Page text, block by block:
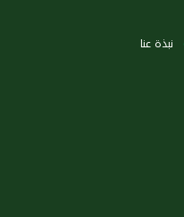
نبذة عنا